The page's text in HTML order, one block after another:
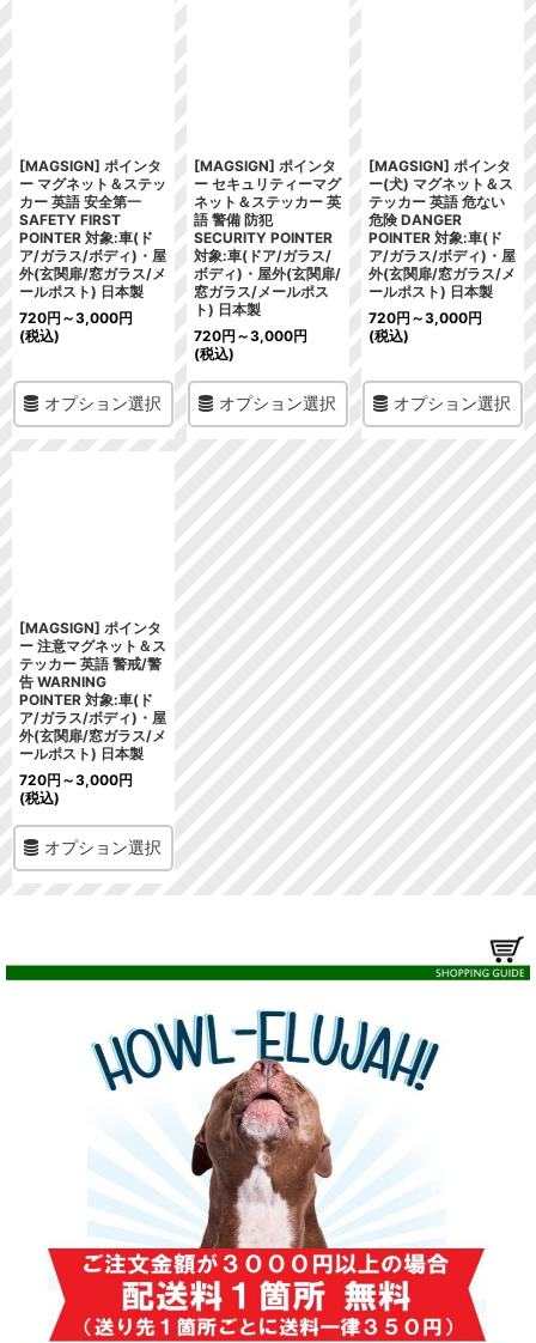
[MAGSIGN] ポインタ
ー マグネット＆ステッ
カー 英語 安全第一
SAFETY FIRST
POINTER 対象:車(ド
ア/ガラス/ボディ)・屋
外(玄関扉/窓ガラス/メ
ールポスト) 日本製
720円 ～3,000円
(税込)
オプション選択
[MAGSIGN] ポインタ
ー セキュリティーマグ
ネット＆ステッカー 英
語 警備 防犯
SECURITY POINTER
対象:車(ドア/ガラス/
ボディ)・屋外(玄関扉/
窓ガラス/メールポス
ト) 日本製
720円 ～3,000円
(税込)
オプション選択
[MAGSIGN] ポインタ
ー(犬) マグネット＆ス
テッカー 英語 危ない
危険 DANGER
POINTER 対象:車(ド
ア/ガラス/ボディ)・屋
外(玄関扉/窓ガラス/メ
ールポスト) 日本製
720円 ～3,000円
(税込)
オプション選択
[MAGSIGN] ポインタ
ー 注意マグネット＆ス
テッカー 英語 警戒/警
告 WARNING
POINTER 対象:車(ド
ア/ガラス/ボディ)・屋
外(玄関扉/窓ガラス/メ
ールポスト) 日本製
720円 ～3,000円
(税込)
オプション選択